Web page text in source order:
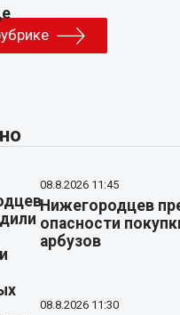
08.8.2026 11:45
Нижегородцев
опасности
арбузов
08.8.2026 11:30